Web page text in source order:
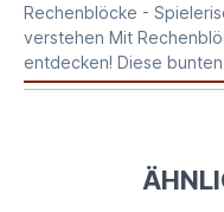
Rechenblöcke -
verstehen Mit
entdecken! Diese